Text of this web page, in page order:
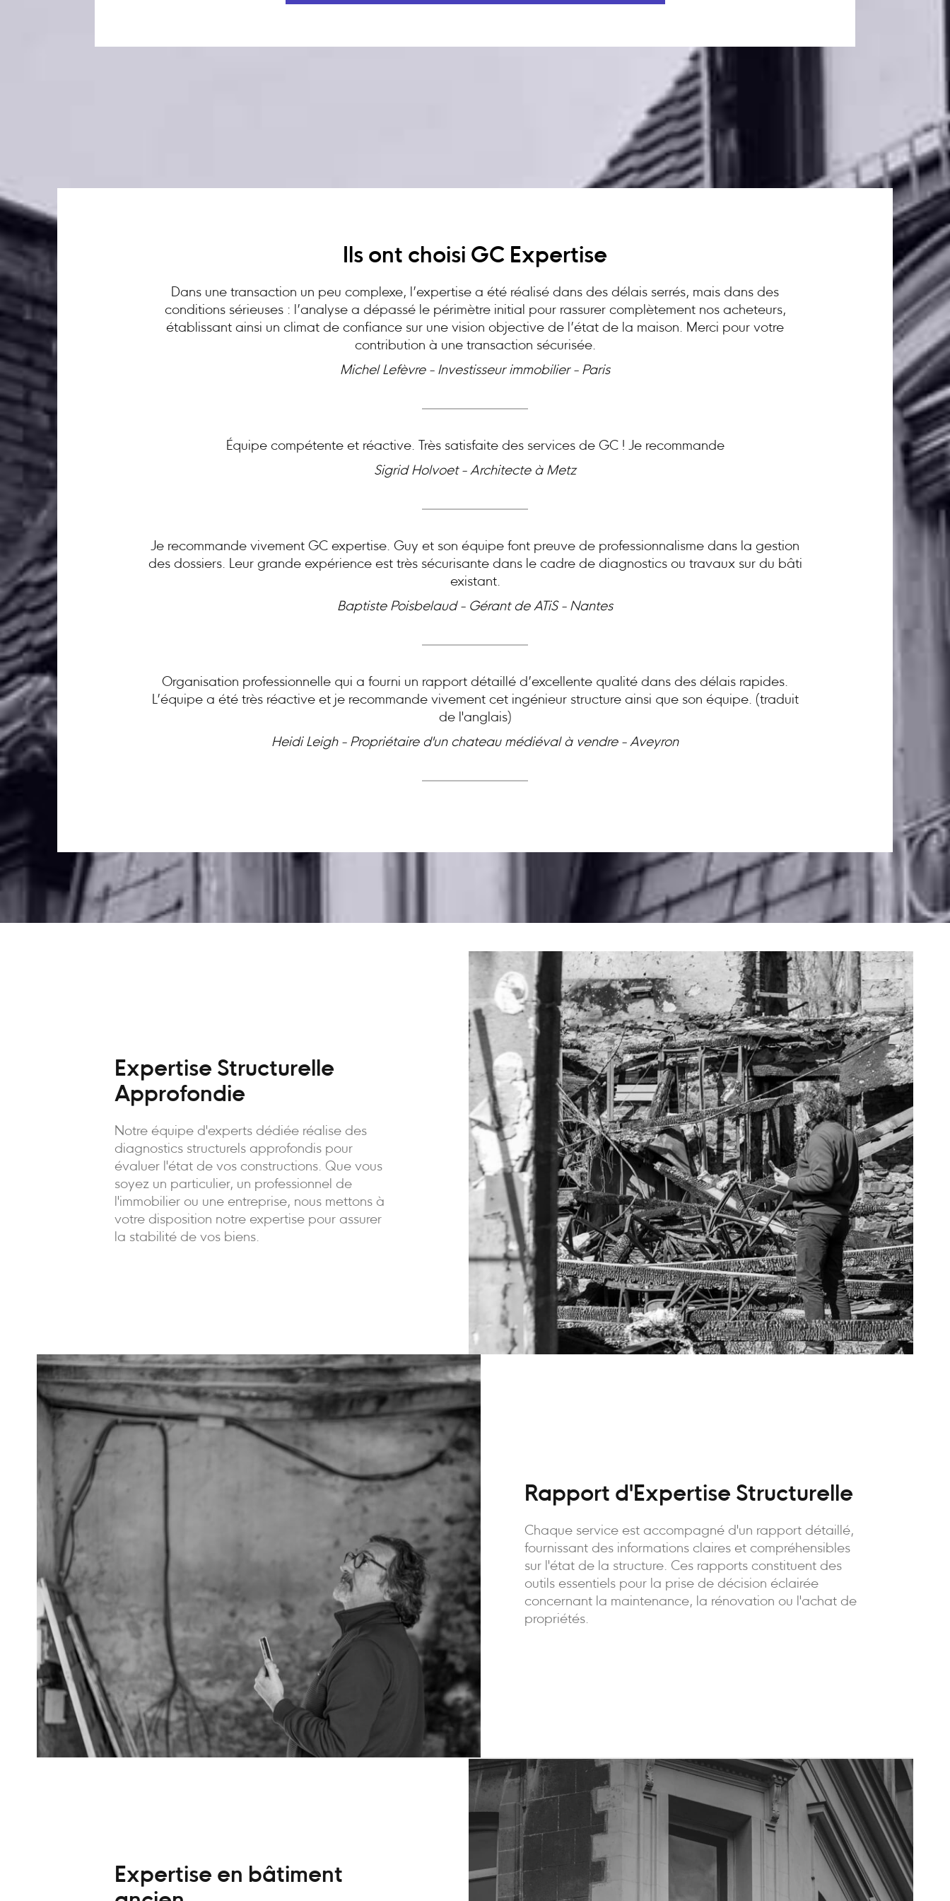
Ils ont choisi GC Expertise
Dans une transaction un peu complexe, l’expertise a été réalisé dans des délais serrés, mais dans des
conditions sérieuses : l’analyse a dépassé le périmètre initial pour rassurer complètement nos acheteurs,
établissant ainsi un climat de confiance sur une vision objective de l’état de la maison. Merci pour votre
contribution à une transaction sécurisée.
Michel Lefèvre - Investisseur immobilier - Paris
Équipe compétente et réactive. Très satisfaite des services de GC ! Je recommande
Sigrid Holvoet - Architecte à Metz
Je recommande vivement GC expertise. Guy et son équipe font preuve de professionnalisme dans la gestion
des dossiers. Leur grande expérience est très sécurisante dans le cadre de diagnostics ou travaux sur du bâti
existant.
Baptiste Poisbelaud - Gérant de ATiS - Nantes
Organisation professionnelle qui a fourni un rapport détaillé d’excellente qualité dans des délais rapides.
L’équipe a été très réactive et je recommande vivement cet ingénieur structure ainsi que son équipe. (traduit
de l'anglais)
Heidi Leigh - Propriétaire d'un chateau médiéval à vendre - Aveyron
Expertise Structurelle
Approfondie
Notre équipe d'experts dédiée réalise des
diagnostics structurels approfondis pour
évaluer l'état de vos constructions. Que vous
soyez un particulier, un professionnel de
l'immobilier ou une entreprise, nous mettons à
votre disposition notre expertise pour assurer
la stabilité de vos biens.
Rapport d'Expertise Structurelle
Chaque service est accompagné d'un rapport détaillé,
fournissant des informations claires et compréhensibles
sur l'état de la structure. Ces rapports constituent des
outils essentiels pour la prise de décision éclairée
concernant la maintenance, la rénovation ou l'achat de
propriétés.
Expertise en bâtiment